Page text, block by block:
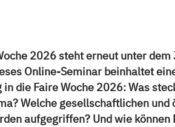
2026 steht erneut unter
Online-Seminar beinhaltet
in die Faire Woche 2026: Was
Welche gesellschaftlichen und
aufgegriffen? Und wie können